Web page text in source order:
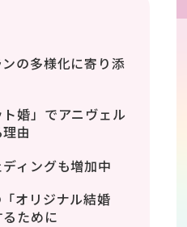
の多様化に寄り添
婚」でアニヴェル
由
ィングも増加中
オリジナル結婚
ために